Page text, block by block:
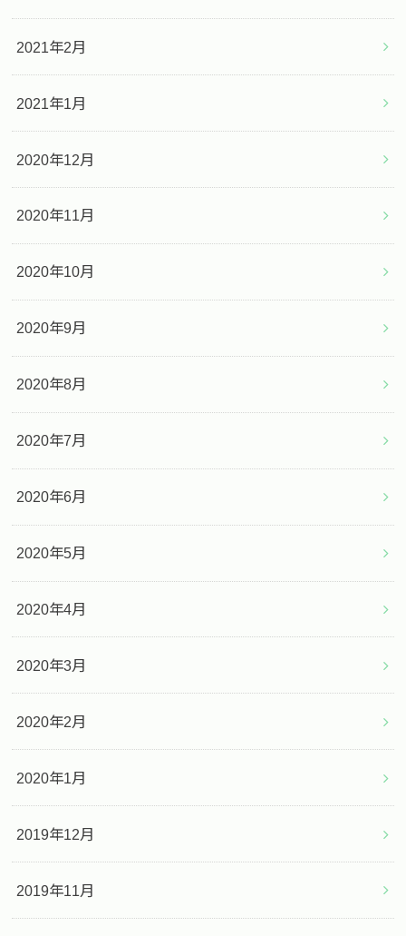
2021年2月
2021年1月
2020年12月
2020年11月
2020年10月
2020年9月
2020年8月
2020年7月
2020年6月
2020年5月
2020年4月
2020年3月
2020年2月
2020年1月
2019年12月
2019年11月